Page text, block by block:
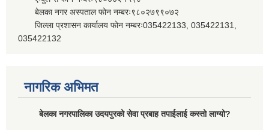
बेलका नगर अस्पताल फोन नम्बरः९८०२७९९०७२
जिल्ला प्रशासन कार्यालय फोन नम्बरः035422133, 035422131,
035422132
नागरिक अभिमत
बेलका नगरपालिका उदयपुरको सेवा प्रबाह तपाईलाई कस्तो लाग्यो?